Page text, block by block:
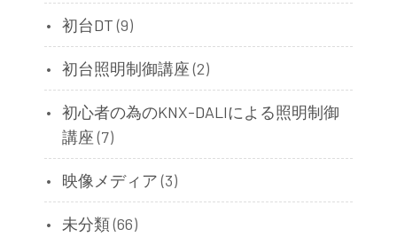
初台DT(9)
初台照明制御講座(2)
初心者の為のKNX-DALIによる照明制御
講座(7)
映像メディア(3)
未分類(66)